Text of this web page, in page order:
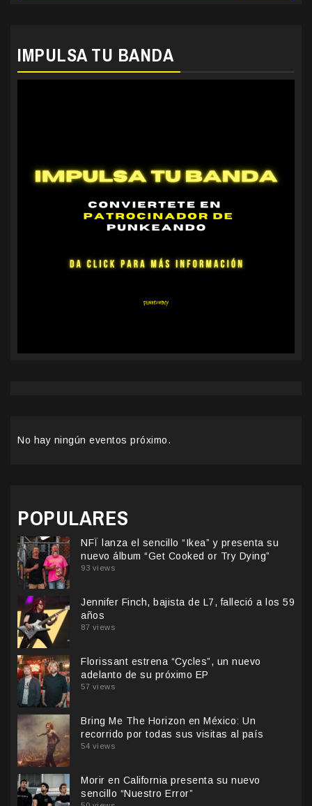
IMPULSA TU BANDA
No hay ningún eventos próximo.
POPULARES
NFÏ lanza el sencillo “Ikea” y presenta su
nuevo álbum “Get Cooked or Try Dying”
93 views
Jennifer Finch, bajista de L7, falleció a los 59
años
87 views
Florissant estrena “Cycles”, un nuevo
adelanto de su próximo EP
57 views
Bring Me The Horizon en México: Un
recorrido por todas sus visitas al país
54 views
Morir en California presenta su nuevo
sencillo “Nuestro Error”